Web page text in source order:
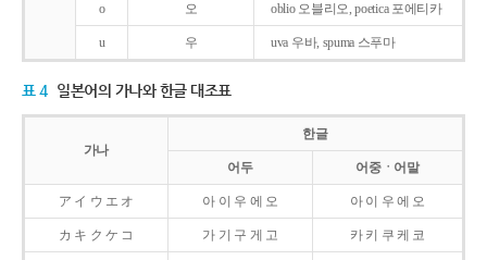
o 오 oblio 오블리오, poetica 포에티카
u 우 uva 우바, spuma 스푸마
표 4 일본어의 가나와 한글 대조표
가나
한글
어두 어중ㆍ어말
ア イ ウ エ オ 아 이 우 에 오 아 이 우 에 오
カ キ ク ケ コ 가 기 구 게 고 카 키 쿠 케 코